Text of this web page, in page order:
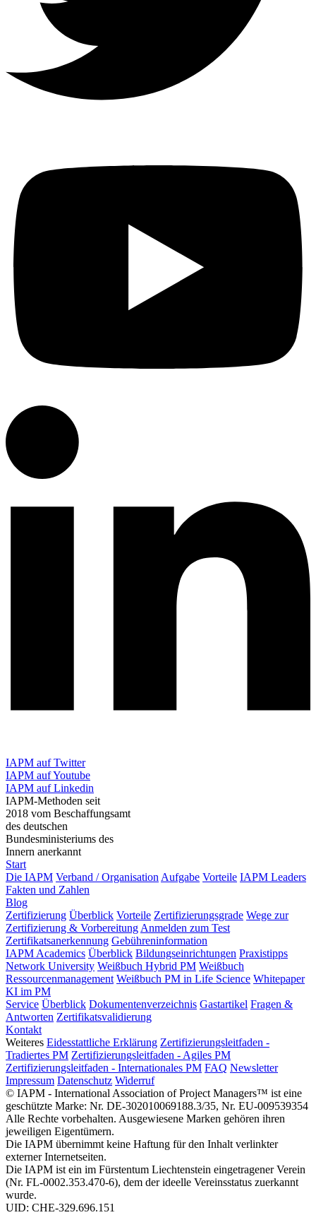
IAPM auf Twitter
IAPM auf Youtube
IAPM auf Linkedin
IAPM-Methoden seit
2018 vom Beschaffungsamt
des deutschen
Bundesministeriums des
Innern anerkannt
Start
Die IAPM Verband / Organisation Aufgabe Vorteile IAPM Leaders
Fakten und Zahlen
Blog
Zertifizierung Überblick Vorteile Zertifizierungsgrade Wege zur
Zertifizierung & Vorbereitung Anmelden zum Test
Zertifikatsanerkennung Gebühreninformation
IAPM Academics Überblick Bildungseinrichtungen Praxistipps
Network University Weißbuch Hybrid PM Weißbuch
Ressourcenmanagement Weißbuch PM in Life Science Whitepaper
KI im PM
Service Überblick Dokumentenverzeichnis Gastartikel Fragen &
Antworten Zertifikatsvalidierung
Kontakt
Weiteres Eidesstattliche Erklärung Zertifizierungsleitfaden -
Tradiertes PM Zertifizierungsleitfaden - Agiles PM
Zertifizierungsleitfaden - Internationales PM FAQ Newsletter
Impressum Datenschutz Widerruf
© IAPM - International Association of Project Managers™ ist eine
geschützte Marke: Nr. DE-302010069188.3/35, Nr. EU-009539354
Alle Rechte vorbehalten. Ausgewiesene Marken gehören ihren
jeweiligen Eigentümern.
Die IAPM übernimmt keine Haftung für den Inhalt verlinkter
externer Internetseiten.
Die IAPM ist ein im Fürstentum Liechtenstein eingetragener Verein
(Nr. FL-0002.353.470-6), dem der ideelle Vereinsstatus zuerkannt
wurde.
UID: CHE-329.696.151